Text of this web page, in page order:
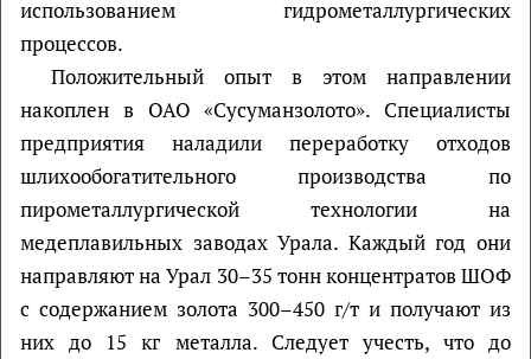
использованием гидрометаллургических
процессов.
Положительный опыт в этом направлении
накоплен в ОАО «Сусуманзолото». Специалисты
предприятия наладили переработку отходов
шлихообогатительного производства по
пирометаллургической технологии на
медеплавильных заводах Урала. Каждый год они
направляют на Урал 30–35 тонн концентратов ШОФ
с содержанием золота 300–450 г/т и получают из
них до 15 кг металла. Следует учесть, что до